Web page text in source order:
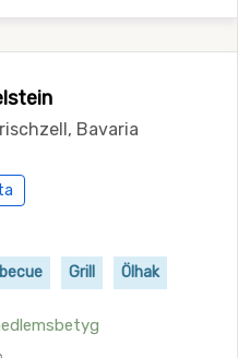
Bavaria
Grill Ölhak